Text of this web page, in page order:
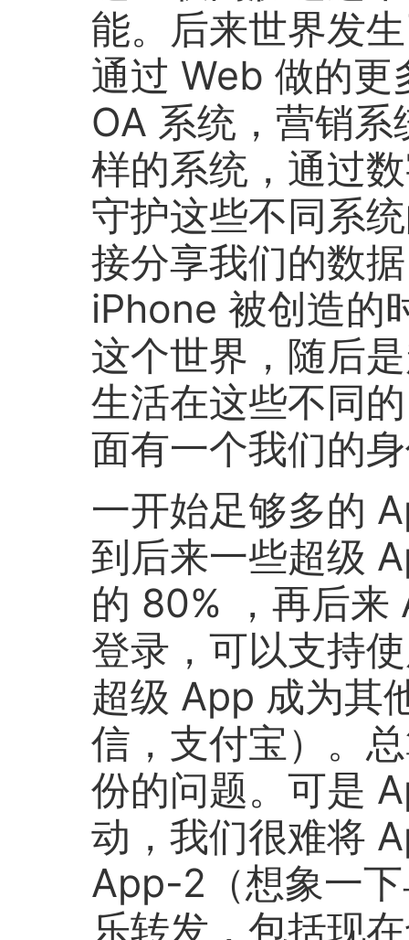
能。后来世界发
通过 Web 做的更
OA 系统，营销
样的系统，通过
守护这些不同系
接分享我们的数
iPhone 被创造的
这个世界，随后
生活在这些不同
面有一个我们的
一开始足够多的
到后来一些超级
的 80% ，再后来
登录，可以支持
超级 App 成为其
信，支付宝）。
份的问题。可是
动，我们很难将
App-2（想象一
乐转发，包括现